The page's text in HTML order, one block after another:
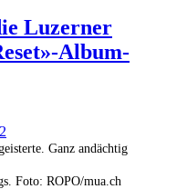
Luzerner
Album-
Ganz andächtig
Foto: ROPO/mua.ch